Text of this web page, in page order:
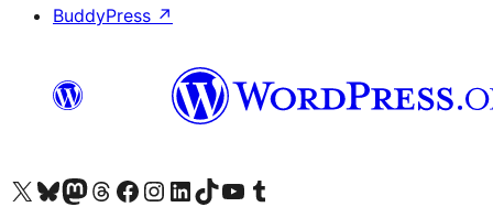
BuddyPress ↗
Navštívte náš účet na X (predtým Twitter)
Navštívte náš účet na platforme Bluesky
Navštívte náš účet na Mastodone
Navštívte náš účet na platforme Threads
Navštívte našu stránku na Facebooku
Navštívte náš účet Instagram
Navštívte náš účet LinkedIn
Navštívte náš účet na platforme TikTok
Navštívte náš kanál YouTube
Navštívte náš účet na platforme Tumblr